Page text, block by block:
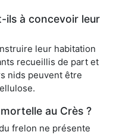
ils à concevoir leur
leur habitation
recueillis de part et
nids peuvent être
au Crès ?
frelon ne présente